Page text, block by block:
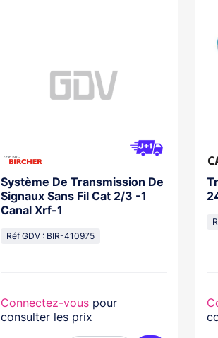
Système De Transmission De
Signaux Sans Fil Cat 2/3 -1
Canal Xrf-1
Réf GDV : BIR-410975
Connectez-vouspour
consulter les prix